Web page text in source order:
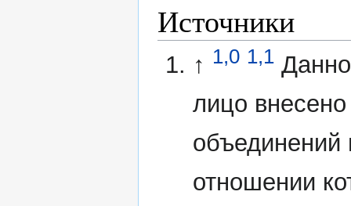
Источники
↑ 1,0 1,1
лицо
объединений
отношении